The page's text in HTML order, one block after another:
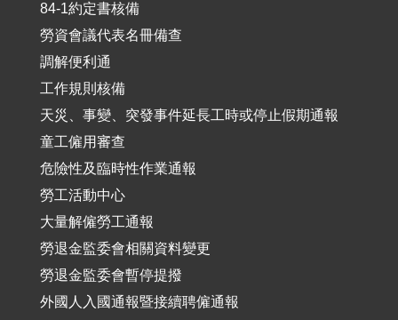
84-1約定書核備
勞資會議代表名冊備查
調解便利通
工作規則核備
天災、事變、突發事件延長工時或停止假期通報
童工僱用審查
危險性及臨時性作業通報
勞工活動中心
大量解僱勞工通報
勞退金監委會相關資料變更
勞退金監委會暫停提撥
外國人入國通報暨接續聘僱通報